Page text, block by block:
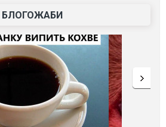
БЛОГОЖАБИ